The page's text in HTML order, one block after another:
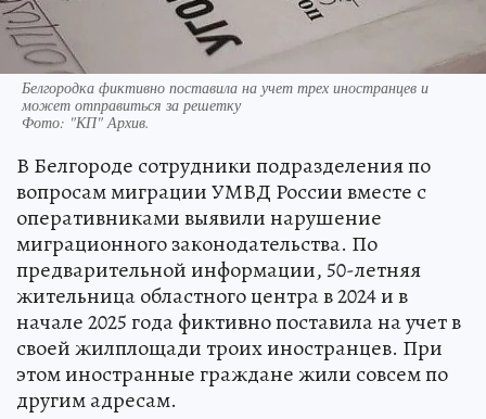
Белгородка фиктивно поставила на учет трех иностранцев и
может отправиться за решетку
Фото: "КП" Архив.
В Белгороде сотрудники подразделения по
вопросам миграции УМВД России вместе с
оперативниками выявили нарушение
миграционного законодательства. По
предварительной информации, 50-летняя
жительница областного центра в 2024 и в
начале 2025 года фиктивно поставила на учет в
своей жилплощади троих иностранцев. При
этом иностранные граждане жили совсем по
другим адресам.